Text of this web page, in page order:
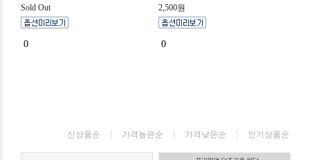
Sold Out
0
2,500원
0
신상품순 가격높은순 가격낮은순 인기상품순